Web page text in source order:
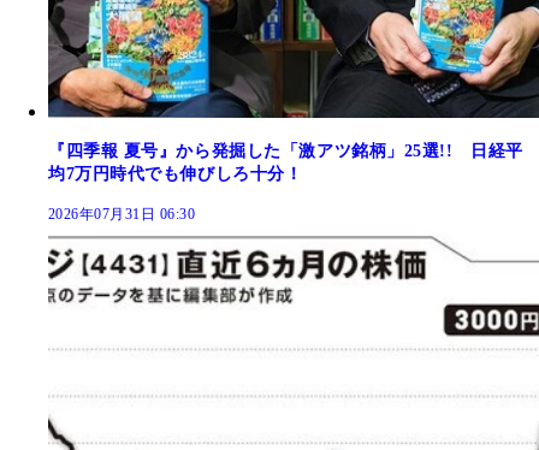
『四季報 夏号』から発掘した「激アツ銘柄」25選!! 日経平
均7万円時代でも伸びしろ十分！
2026年07月31日 06:30